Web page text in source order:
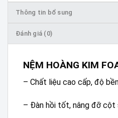
Thông tin bổ sung
Đánh giá (0)
NỆM HOÀNG KIM
– Chất liệu cao cấp, độ
– Đàn hồi tốt, nâng đỡ cột